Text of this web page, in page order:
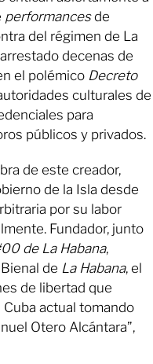
performancesde
del régimen de La
decenas de
el polémico Decreto
culturales de
para
públicos y privados.
de este creador,
de la Isla desde
por su labor
Fundador, junto
de La Habana,
de La Habana, el
de libertad que
actual tomando
Otero Alcántara”,